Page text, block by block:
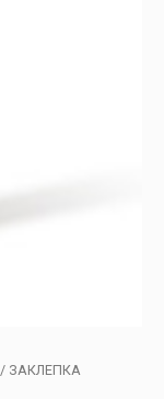
/ ЗАКЛЕПКА